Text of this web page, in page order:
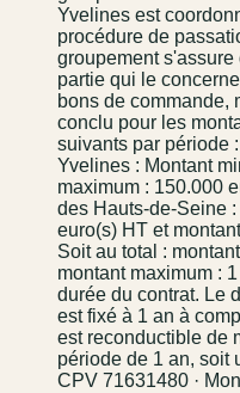
Yvelines est
procédure de
groupement
partie qui le
bons de commande,
conclu pour les
suivants par période
Yvelines : Montant
maximum : 150.000
des Hauts-de-Seine
euro(s) HT et
Soit au total :
montant maximum :
durée du contrat. Le
est fixé à 1 an à
est reconductible de
période de 1 an, soit
CPV 71631480 ·